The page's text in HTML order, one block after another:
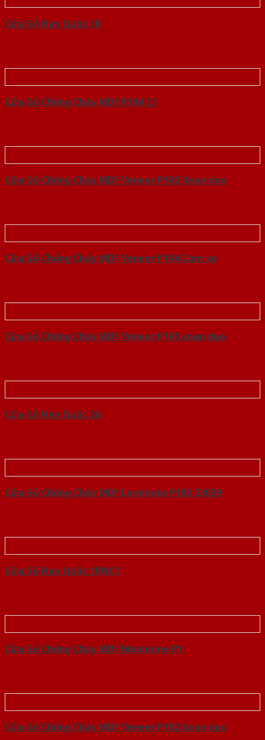
Cửa Gỗ Hàn Quốc 1K
Cửa Gỗ Chống Cháy MDF P1R4 C1
Cửa Gỗ Chống Cháy MDF Veneer P1R2 Xoan dao
Cửa Gỗ Chống Cháy MDF Veneer P1R4 Cam xe
Cửa Gỗ Chống Cháy MDF Veneer P1R5 xoan dao
Cửa Gỗ Hàn Quốc 2A
Cửa Gỗ Chống Cháy MDF Laminate P1R2 23029
Cửa Gỗ Hàn Quốc 1PNC1
Cửa Gỗ Chống Cháy MDF Melamine P1
Cửa Gỗ Chống Cháy MDF Veneer P1R2 Xoan dao